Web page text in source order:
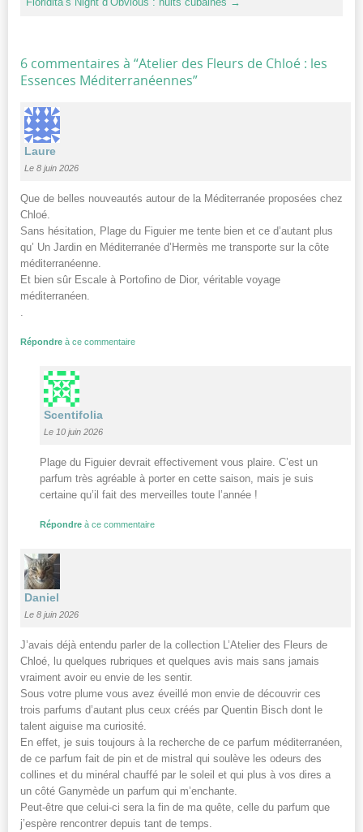
6 commentaires à “Atelier des Fleurs de Chloé : les
Essences Méditerranéennes”
Laure
Le 8 juin 2026
Que de belles nouveautés autour de la Méditerranée proposées chez
Chloé.
Sans hésitation, Plage du Figuier me tente bien et ce d’autant plus
qu’ Un Jardin en Méditerranée d’Hermès me transporte sur la côte
méditerranéenne.
Et bien sûr Escale à Portofino de Dior, véritable voyage
méditerranéen.
.
Répondre à ce commentaire
Scentifolia
Le 10 juin 2026
Plage du Figuier devrait effectivement vous plaire. C’est un
parfum très agréable à porter en cette saison, mais je suis
certaine qu’il fait des merveilles toute l’année !
Répondre à ce commentaire
Daniel
Le 8 juin 2026
J’avais déjà entendu parler de la collection L’Atelier des Fleurs de
Chloé, lu quelques rubriques et quelques avis mais sans jamais
vraiment avoir eu envie de les sentir.
Sous votre plume vous avez éveillé mon envie de découvrir ces
trois parfums d’autant plus ceux créés par Quentin Bisch dont le
talent aiguise ma curiosité.
En effet, je suis toujours à la recherche de ce parfum méditerranéen,
de ce parfum fait de pin et de mistral qui soulève les odeurs des
collines et du minéral chauffé par le soleil et qui plus à vos dires a
un côté Ganymède un parfum qui m’enchante.
Peut-être que celui-ci sera la fin de ma quête, celle du parfum que
j’espère rencontrer depuis tant de temps.